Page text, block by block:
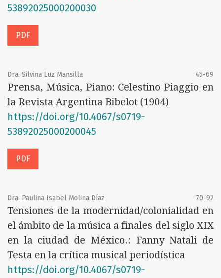
53892025000200030
PDF
Dra. Silvina Luz Mansilla 45-69
Prensa, Música, Piano: Celestino Piaggio en
la Revista Argentina Bibelot (1904)
https://doi.org/10.4067/s0719-
53892025000200045
PDF
Dra. Paulina Isabel Molina Díaz 70-92
Tensiones de la modernidad/colonialidad en
el ámbito de la música a finales del siglo XIX
en la ciudad de México.: Fanny Natali de
Testa en la crítica musical periodística
https://doi.org/10.4067/s0719-